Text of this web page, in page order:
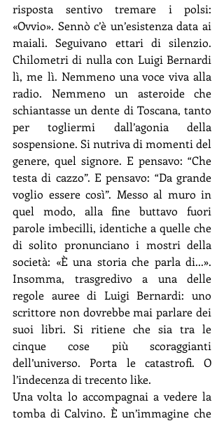
risposta sentivo tremare i polsi:
«Ovvio». Sennò c’è un’esistenza data ai
maiali. Seguivano ettari di silenzio.
Chilometri di nulla con Luigi Bernardi
lì, me lì. Nemmeno una voce viva alla
radio. Nemmeno un asteroide che
schiantasse un dente di Toscana, tanto
per togliermi dall’agonia della
sospensione. Si nutriva di momenti del
genere, quel signore. E pensavo: “Che
testa di cazzo”. E pensavo: “Da grande
voglio essere così”. Messo al muro in
quel modo, alla fine buttavo fuori
parole imbecilli, identiche a quelle che
di solito pronunciano i mostri della
società: «È una storia che parla di...».
Insomma, trasgredivo a una delle
regole auree di Luigi Bernardi: uno
scrittore non dovrebbe mai parlare dei
suoi libri. Si ritiene che sia tra le
cinque cose più scoraggianti
dell’universo. Porta le catastrofi. O
l’indecenza di trecento like.
Una volta lo accompagnai a vedere la
tomba di Calvino. È un’immagine che